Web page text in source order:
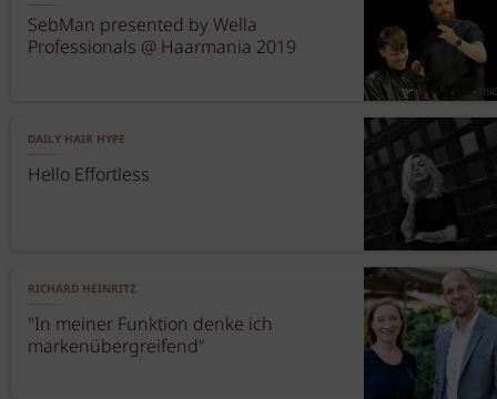
SebMan presented by Wella
Professionals @ Haarmania 2019
DAILY HAIR HYPE
Hello Effortless
RICHARD HEINRITZ
"In meiner Funktion denke ich
markenübergreifend“